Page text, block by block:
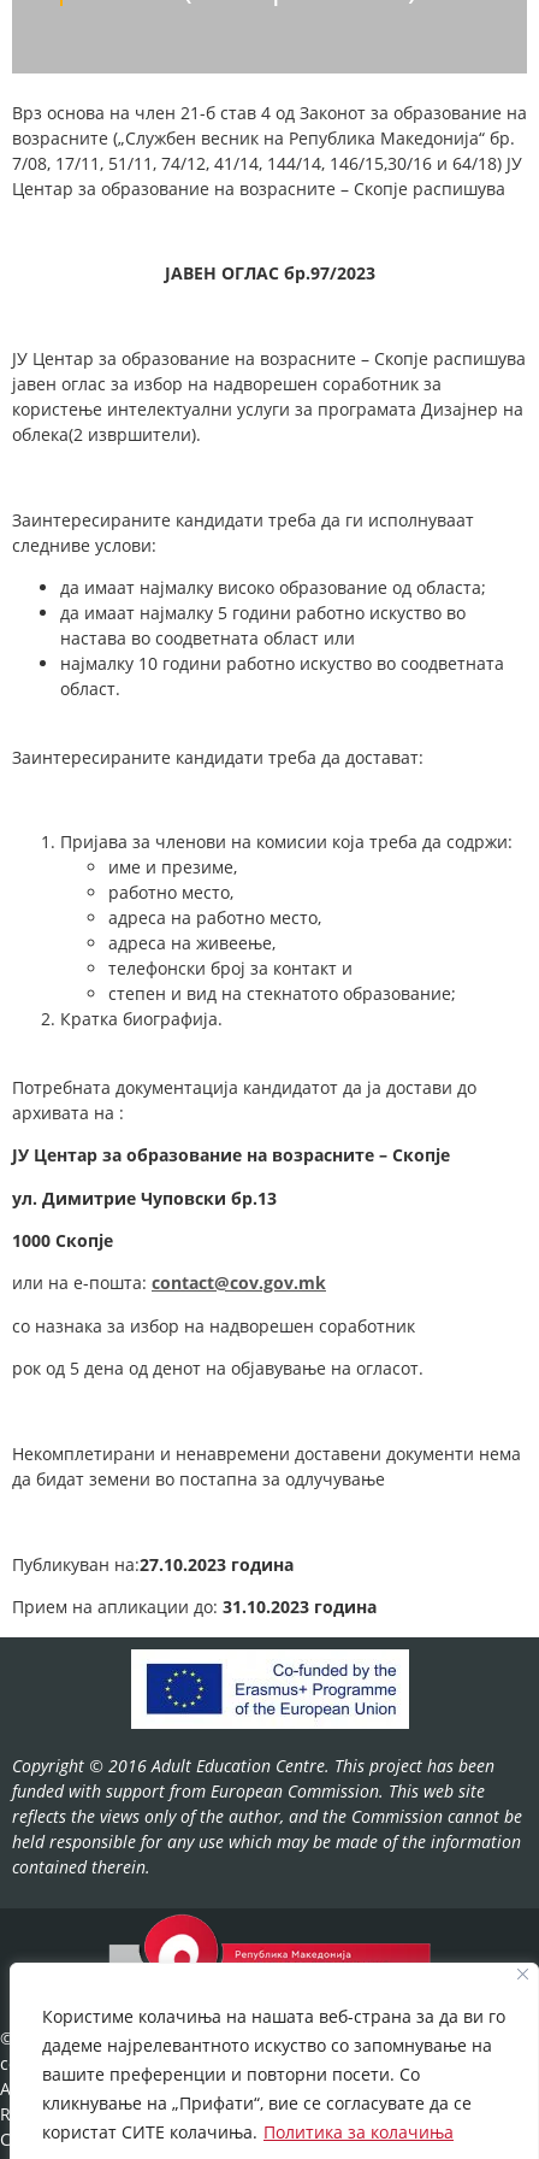
Користиме колачиња на нашата веб-страна за да ви го
дадеме најрелевантното искуство со запомнување на
вашите преференции и повторни посети. Со
кликнување на „Прифати“, вие се согласувате да се
користат СИТЕ колачиња. Политика за колачиња
Врз основа на член 21-б став 4 од Законот за образование на
возрасните („Службен весник на Република Македонија“ бр.
7/08, 17/11, 51/11, 74/12, 41/14, 144/14, 146/15,30/16 и 64/18) ЈУ
Центар за образование на возрасните – Скопје распишува
ЈАВЕН ОГЛАС бр.97/2023
ЈУ Центар за образование на возрасните – Скопје распишува
јавен оглас за избор на надворешен соработник за
користење интелектуални услуги за програматa Дизајнер на
облека(2 извршители).
Заинтересираните кандидати треба да ги исполнуваат
следниве услови:
да имаат најмалку високо образование од областа;
да имаат најмалку 5 години работно искуство во
настава во соодветната област или
најмалку 10 години работно искуство во соодветната
област.
Заинтересираните кандидати треба да достават:
Пријава за членови на комисии која треба да содржи:
име и презиме,
работно место,
адреса на работно место,
адреса на живеење,
телефонски број за контакт и
степен и вид на стекнатото образование;
Кратка биографија.
Потребната документација кандидатот да ја достави до
архивата на :
ЈУ Центар за образование на возрасните – Скопје
ул. Димитрие Чуповски бр.13
1000 Скопје
или на е-пошта: contact@cov.gov.mk
со назнака за избор на надворешен соработник
рок од 5 дена од денот на објавување на огласот.
Некомплетирани и ненавремени доставени документи нема
да бидат земени во постапна за одлучување
Публикуван на:27.10.2023 година
Прием на апликации до: 31.10.2023 година
Copyright © 2016 Adult Education Centre. This project has been
funded with support from European Commission. This web site
reflects the views only of the author, and the Commission cannot be
held responsible for any use which may be made of the information
contained therein.
©2022-
cov.gov.mk.
All Rights
Reserved.
Cookies